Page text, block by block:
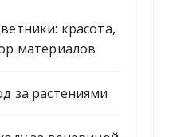
красота,
материалов
за растениями